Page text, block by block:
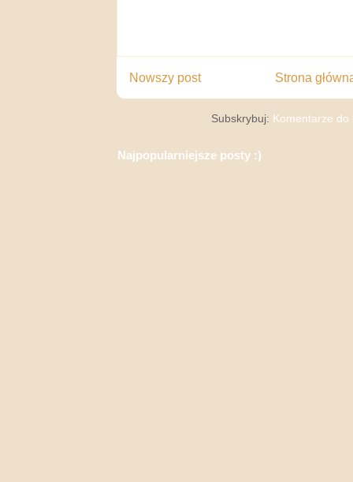
Nowszy post Strona
Subskrybuj: Komentarze do
Najpopularniejsze posty :)